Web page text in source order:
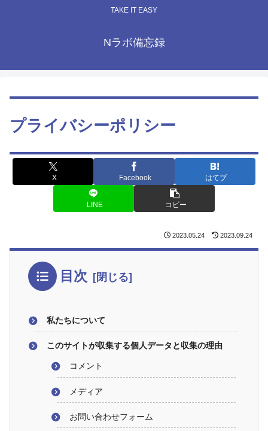
TAKE IT EASY
Nラボ備忘録
プライバシーポリシー
X Facebook はてブ
LINE コピー
2023.05.24 2023.09.24
目次
私たちについて
このサイトが収集する個人データと収集の理由
コメント
メディア
お問い合わせフォーム